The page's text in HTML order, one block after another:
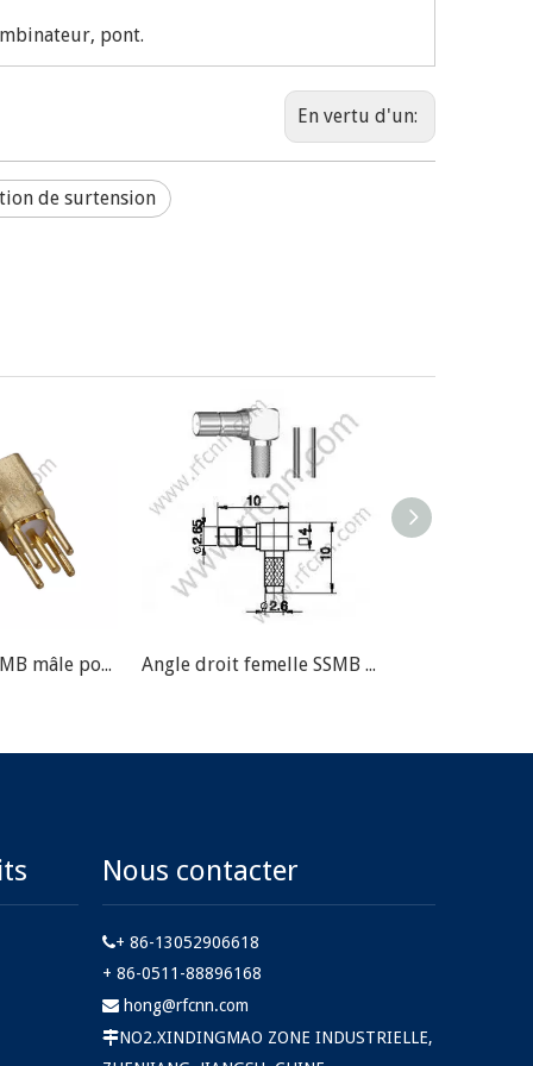
pont.
En vertu d'un:
de surtension
Angle droit SSMB mâle pour connecteur RF PCB Angle droit femelle SSMB pour connecteur RF RG174 RF
Nous contacter
+ 86-13052906618
+ 86-0511-88896168
 hong@rfcnn.com
NO2.XINDINGMAO ZONE INDUSTRIELLE,